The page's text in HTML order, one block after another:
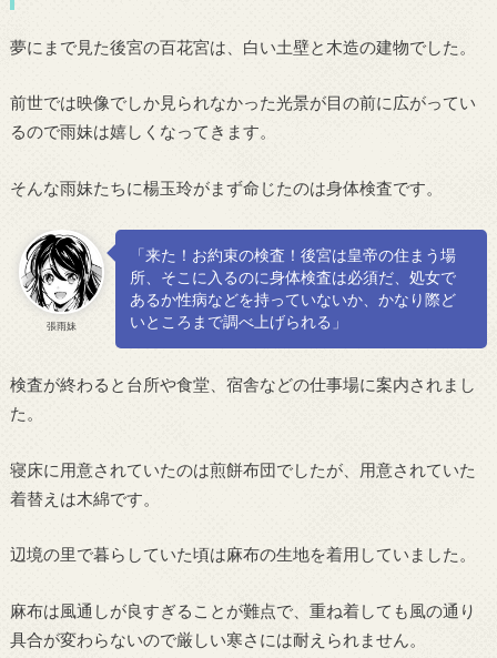
夢にまで見た後宮の百花宮は、白い土壁と木造の建物でした。
前世では映像でしか見られなかった光景が目の前に広がってい
るので雨妹は嬉しくなってきます。
そんな雨妹たちに楊玉玲がまず命じたのは身体検査です。
張雨妹
「来た！お約束の検査！後宮は皇帝の住まう場
所、そこに入るのに身体検査は必須だ、処女で
あるか性病などを持っていないか、かなり際ど
いところまで調べ上げられる」
検査が終わると台所や食堂、宿舎などの仕事場に案内されまし
た。
寝床に用意されていたのは煎餅布団でしたが、用意されていた
着替えは木綿です。
辺境の里で暮らしていた頃は麻布の生地を着用していました。
麻布は風通しが良すぎることが難点で、重ね着しても風の通り
具合が変わらないので厳しい寒さには耐えられません。